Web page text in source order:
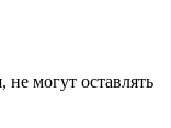
, не могут оставлять